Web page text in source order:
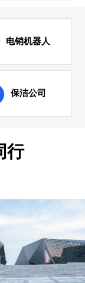
电销机器人
保洁公司
行